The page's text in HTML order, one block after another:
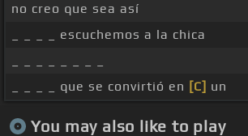
no creo que sea así
_ _ _ _ escuchemos a la chica
_ _ _ _ que se convirtió en [C] un
You may also like to play